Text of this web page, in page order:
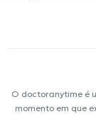
O doctoranytime é
momento em que